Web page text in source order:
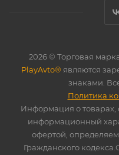
2026 © Торговая
PlayAvto® являются
знаками.
Политика
Информация о товарах,
информационный
офертой,
Гражданского